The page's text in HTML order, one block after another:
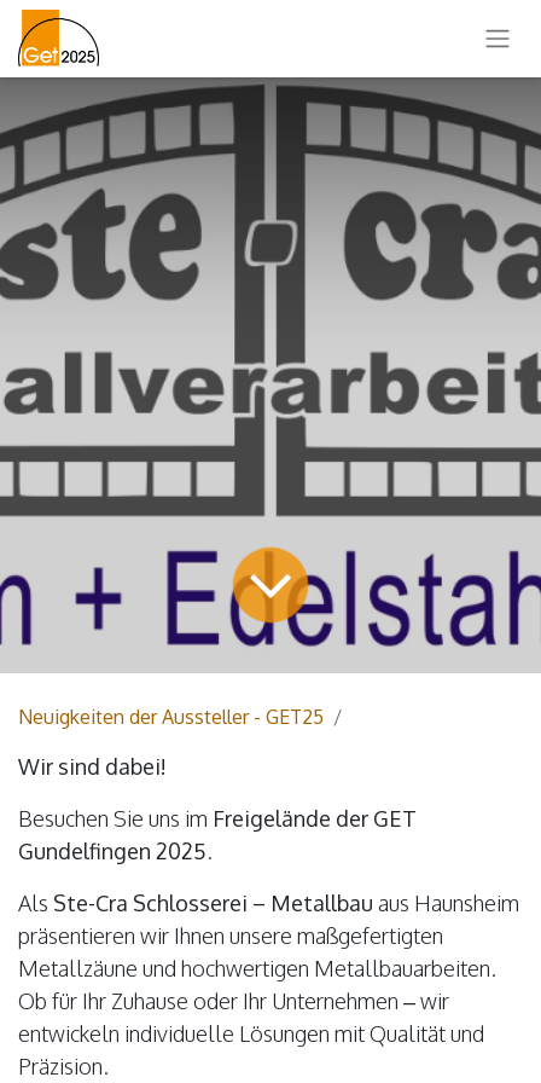
Neuigkeiten der Aussteller - GET25
Wir sind dabei!
Besuchen Sie uns im Freigelände der GET
Gundelfingen 2025.
Als Ste-Cra Schlosserei – Metallbau aus Haunsheim
präsentieren wir Ihnen unsere maßgefertigten
Metallzäune und hochwertigen Metallbauarbeiten.
Ob für Ihr Zuhause oder Ihr Unternehmen – wir
entwickeln individuelle Lösungen mit Qualität und
Präzision.